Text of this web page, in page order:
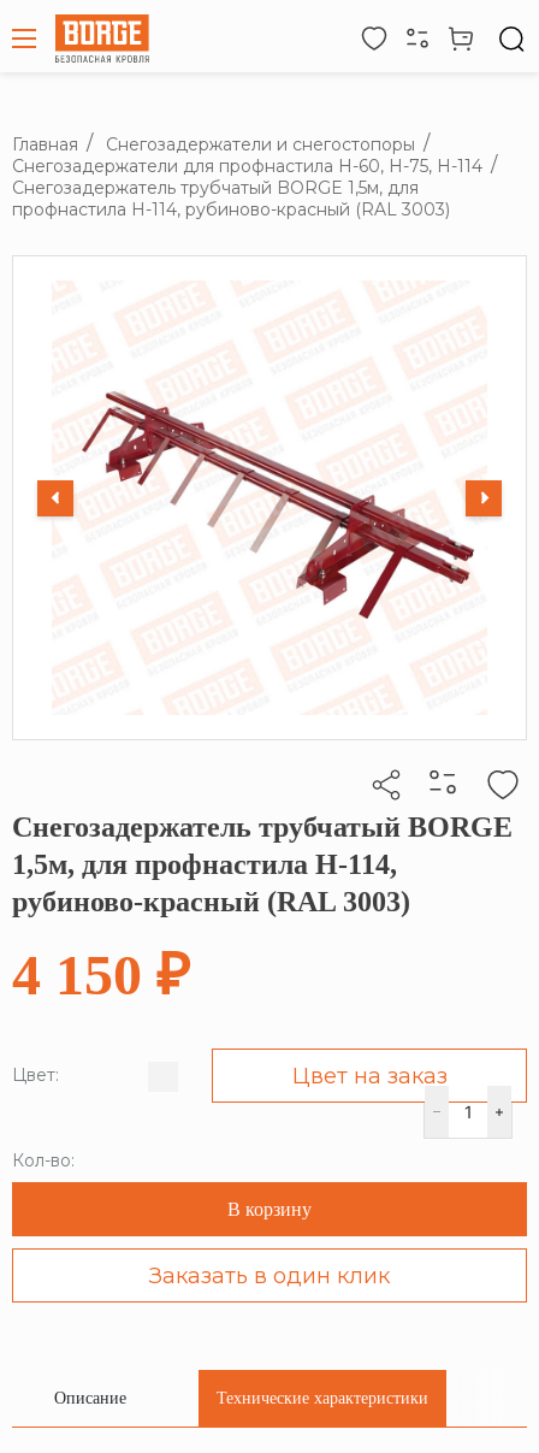
Главная
Снегозадержатели и снегостопоры
Снегозадержатели для профнастила H-60, H-75, H-114
Снегозадержатель трубчатый BORGE 1,5м, для
профнастила Н-114, рубиново-красный (RAL 3003)
Кликните, чтобы скопировать прямую ссылку
Снегозадержатель трубчатый BORGE
1,5м, для профнастила Н-114,
рубиново-красный (RAL 3003)
4 150 ₽
Цвет: Цвет на заказ
Кол-во:
В корзину
Заказать в один клик
Описание Технические характеристики